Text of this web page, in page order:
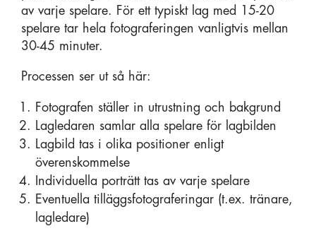
av varje spelare. För ett typiskt lag med 15-20
spelare tar hela fotograferingen vanligtvis mellan
30-45 minuter.
Processen ser ut så här:
Fotografen ställer in utrustning och bakgrund
Lagledaren samlar alla spelare för lagbilden
Lagbild tas i olika positioner enligt
överenskommelse
Individuella porträtt tas av varje spelare
Eventuella tilläggsfotograferingar (t.ex. tränare,
lagledare)